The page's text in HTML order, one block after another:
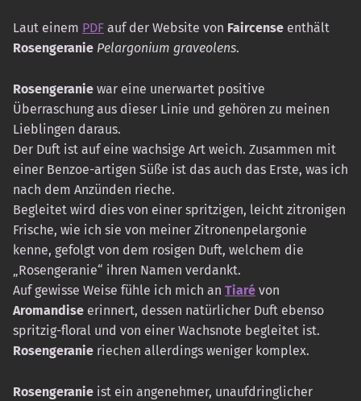
Laut einem PDF auf der Website von Faircense enthält
Rosengeranie Pelargonium graveolens.
Rosengeranie war eine unerwartet positive
Überraschung aus dieser Linie und gehören zu meinen
Lieblingen daraus.
Der Duft ist auf eine wachsige Art weich. Zusammen mit
einer Benzoe-artigen Süße ist das auch das Erste, was ich
nach dem Anzünden rieche.
Begleitet wird dies von einer spritzigen, leicht zitronigen
Frische, wie ich sie von meiner Zitronenpelargonie
kenne, gefolgt von dem rosigen Duft, welchem die
„Rosengeranie“ ihren Namen verdankt.
Auf gewisse Weise fühle ich mich an Tiaré von
Aromandise erinnert, dessen natürlicher Duft ebenso
spritzig-floral und von einer Wachsnote begleitet ist.
Rosengeranie riechen allerdings weniger komplex.
Rosengeranie ist ein angenehmer, unaufdringlicher